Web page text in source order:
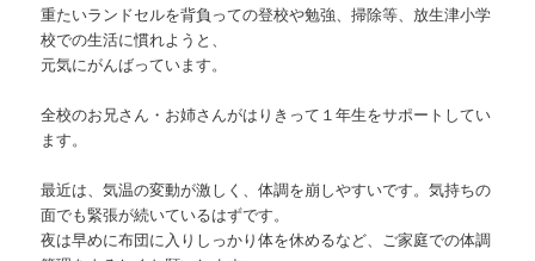
重たいランドセルを背負っての登校や勉強、掃除等、放生津小学
校での生活に慣れようと、
元気にがんばっています。
全校のお兄さん・お姉さんがはりきって１年生をサポートしてい
ます。
最近は、気温の変動が激しく、体調を崩しやすいです。気持ちの
面でも緊張が続いているはずです。
夜は早めに布団に入りしっかり体を休めるなど、ご家庭での体調